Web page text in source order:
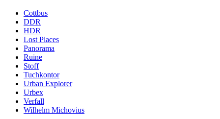
Cottbus
DDR
HDR
Lost Places
Panorama
Ruine
Stoff
Tuchkontor
Urban Explorer
Urbex
Verfall
Wilhelm Michovius